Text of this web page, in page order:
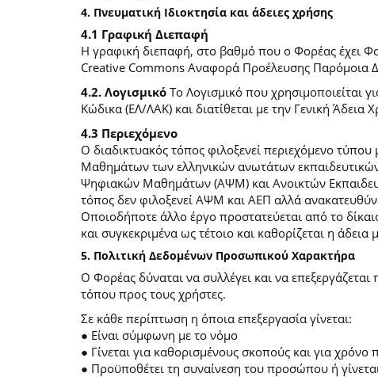
4. Πνευματική Ιδιοκτησία και άδειες χρήσης
4.1 Γραφική Διεπαφή
Η γραφική διεπαφή, στο βαθμό που ο Φορέας έχει
Creative Commons Αναφορά Προέλευσης Παρόμοια
4.2. ΛογισμικόΤο Λογισμικό που χρησιμοποιείται
Κώδικα (ΕΛ/ΛΑΚ) και διατίθεται με την Γενική
4.3 Περιεχόμενο
O διαδικτυακός τόπος φιλοξενεί περιεχόμενο
Μαθημάτων των ελληνικών ανωτάτων
Ψηφιακών Μαθημάτων (ΑΨΜ) και Ανοικτών
τόπος δεν φιλοξενεί ΑΨΜ και ΑΕΠ αλλά
Οποιοδήποτε άλλο έργο προστατεύεται από το
και συγκεκριμένα ως τέτοιο και καθορίζεται η άδεια
5. Πολιτική Δεδομένων Προσωπικού Χαρακτήρα
Ο Φορέας δύναται να συλλέγει και να
τόπου προς τους χρήστες.
Σε κάθε περίπτωση η όποια επεξεργασία γίνεται:
● Είναι σύμφωνη με το νόμο
● Γίνεται για καθορισμένους σκοπούς και για
● Προϋποθέτει τη συναίνεση του προσώπου ή